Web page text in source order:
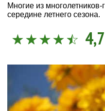
Многие из многолетников-
середине летнего сезона.